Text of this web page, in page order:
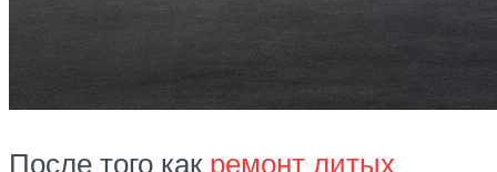
После того как ремонт литых